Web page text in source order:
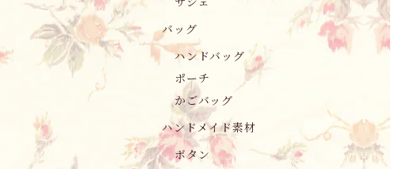
バッグ
ハンドバッグ
ポーチ
かごバッグ
ハンドメイド素材
ボタン